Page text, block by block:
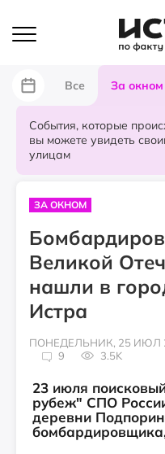
Все За окном
События, которые
вы можете увидеть
улицам
ЗА ОКНОМ
Великой
нашли в
Истра
ПОНЕДЕЛЬНИК, 25 ИЮЛ
9
3.5K
23 июля
рубеж" СПО
деревни
бомбардировщика,